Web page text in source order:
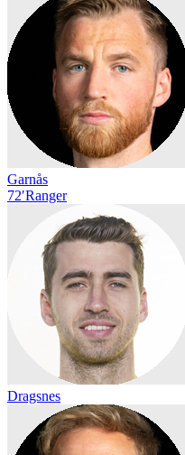
Garnås
72′Ranger
Dragsnes